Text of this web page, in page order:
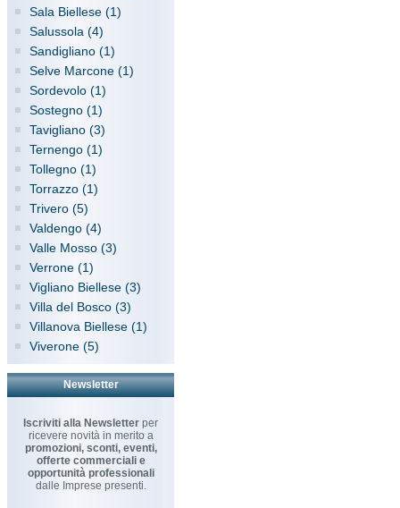
Sala Biellese (1)
Salussola (4)
Sandigliano (1)
Selve Marcone (1)
Sordevolo (1)
Sostegno (1)
Tavigliano (3)
Ternengo (1)
Tollegno (1)
Torrazzo (1)
Trivero (5)
Valdengo (4)
Valle Mosso (3)
Verrone (1)
Vigliano Biellese (3)
Villa del Bosco (3)
Villanova Biellese (1)
Viverone (5)
Newsletter
Iscriviti alla Newsletter per
ricevere novità in merito a
promozioni, sconti, eventi,
offerte commerciali e
opportunità professionali
dalle Imprese presenti.